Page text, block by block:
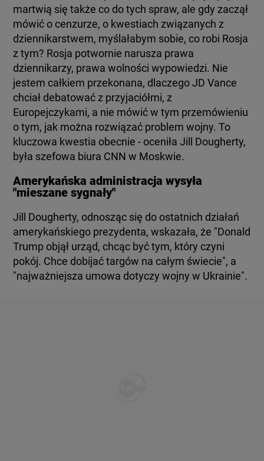
martwią się także co do tych spraw, ale gdy zaczął
mówić o cenzurze, o kwestiach związanych z
dziennikarstwem, myślałabym sobie, co robi Rosja
z tym? Rosja potwornie narusza prawa
dziennikarzy, prawa wolności wypowiedzi. Nie
jestem całkiem przekonana, dlaczego JD Vance
chciał debatować z przyjaciółmi, z
Europejczykami, a nie mówić w tym przemówieniu
o tym, jak można rozwiązać problem wojny. To
kluczowa kwestia obecnie - oceniła Jill Dougherty,
była szefowa biura CNN w Moskwie.
Amerykańska administracja wysyła
"mieszane sygnały"
Jill Dougherty, odnosząc się do ostatnich działań
amerykańskiego prezydenta, wskazała, że "Donald
Trump objął urząd, chcąc być tym, który czyni
pokój. Chce dobijać targów na całym świecie", a
"najważniejsza umowa dotyczy wojny w Ukrainie".